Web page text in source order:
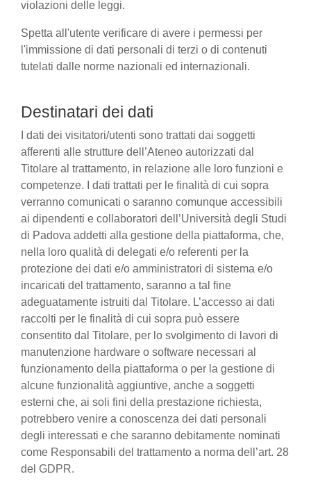
violazioni delle leggi.
Spetta all'utente verificare di avere i permessi per
l'immissione di dati personali di terzi o di contenuti
tutelati dalle norme nazionali ed internazionali.
Destinatari dei dati
I dati dei visitatori/utenti sono trattati dai soggetti
afferenti alle strutture dell’Ateneo autorizzati dal
Titolare al trattamento, in relazione alle loro funzioni e
competenze. I dati trattati per le finalità di cui sopra
verranno comunicati o saranno comunque accessibili
ai dipendenti e collaboratori dell’Università degli Studi
di Padova addetti alla gestione della piattaforma, che,
nella loro qualità di delegati e/o referenti per la
protezione dei dati e/o amministratori di sistema e/o
incaricati del trattamento, saranno a tal fine
adeguatamente istruiti dal Titolare. L’accesso ai dati
raccolti per le finalità di cui sopra può essere
consentito dal Titolare, per lo svolgimento di lavori di
manutenzione hardware o software necessari al
funzionamento della piattaforma o per la gestione di
alcune funzionalità aggiuntive, anche a soggetti
esterni che, ai soli fini della prestazione richiesta,
potrebbero venire a conoscenza dei dati personali
degli interessati e che saranno debitamente nominati
come Responsabili del trattamento a norma dell’art. 28
del GDPR.